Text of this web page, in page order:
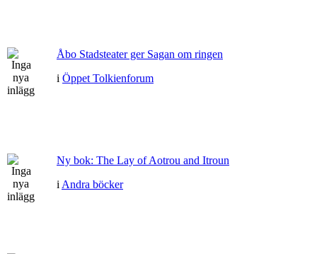
Åbo Stadsteater ger Sagan om ringen
i Öppet Tolkienforum
Ny bok: The Lay of Aotrou and Itroun
i Andra böcker